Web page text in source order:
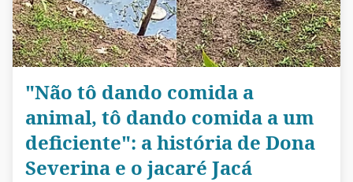
"Não tô dando comida a
animal, tô dando comida a um
deficiente": a história de Dona
Severina e o jacaré Jacá